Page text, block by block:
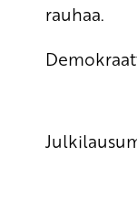
rauhaa.